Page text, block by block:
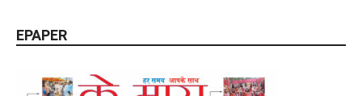
EPAPER